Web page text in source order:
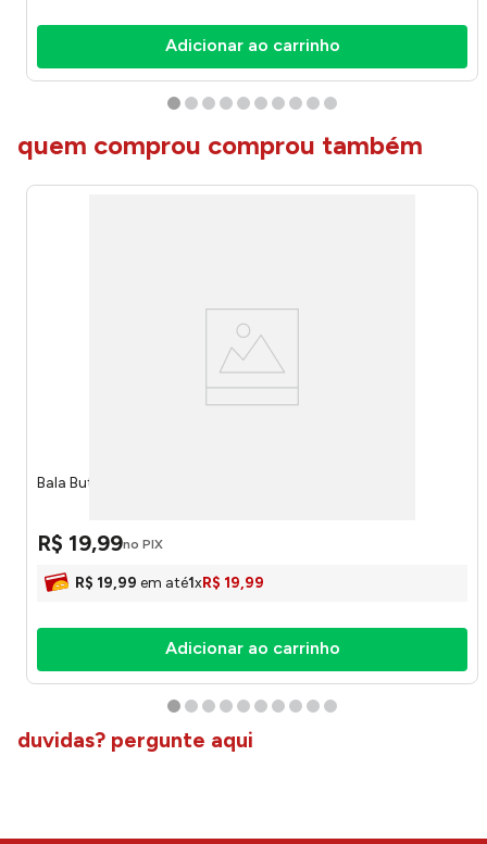
Adicionar ao carrinho
quem comprou comprou também
Bala Butter Toffees Maracujá 400g 8109413 - Arcor
R$ 19,99no PIX
R$ 19,99 em até1xR$ 19,99
Adicionar ao carrinho
duvidas? pergunte aqui